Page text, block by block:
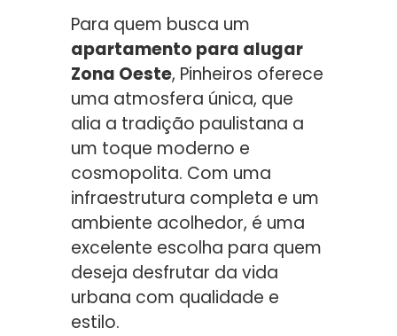
Para quem busca um
apartamento para alugar
Zona Oeste, Pinheiros oferece
uma atmosfera única, que
alia a tradição paulistana a
um toque moderno e
cosmopolita. Com uma
infraestrutura completa e um
ambiente acolhedor, é uma
excelente escolha para quem
deseja desfrutar da vida
urbana com qualidade e
estilo.